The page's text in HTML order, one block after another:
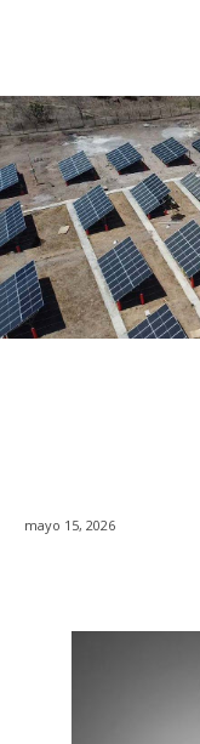
mayo 15, 2026